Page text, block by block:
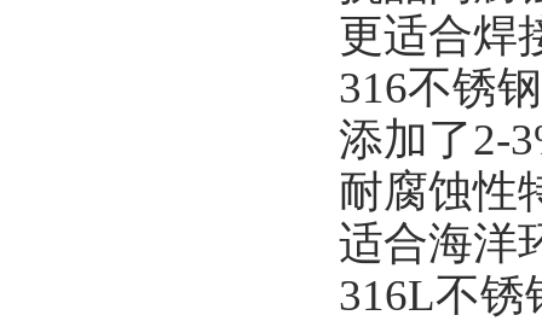
更适合焊
316不锈钢
添加了2-
耐腐蚀性
适合海洋
316L不锈